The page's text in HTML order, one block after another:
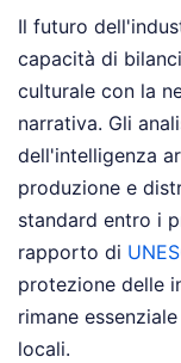
Il futuro
capacità di
culturale con la
narrativa. Gli
dell'intelligenza
produzione e
standard entro i
rapporto di
protezione delle
rimane
locali.